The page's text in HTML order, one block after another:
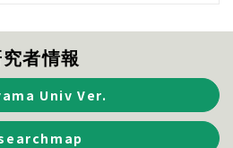
者情報
Univ Ver.